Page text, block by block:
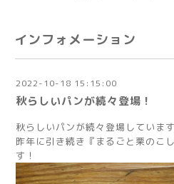
インフォメーション
2022-10-18 15:15:00
秋らしいパンが続々登場！
秋らしいパンが続々登場しています
昨年に引き続き『まるごと栗のこ
す！